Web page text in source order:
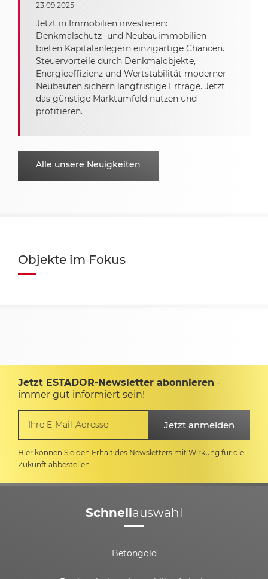
23.09.2025
Jetzt in Immobilien investieren:
Denkmalschutz- und Neubauimmobilien
bieten Kapitalanlegern einzigartige Chancen.
Steuervorteile durch Denkmalobjekte,
Energieeffizienz und Wertstabilität moderner
Neubauten sichern langfristige Erträge. Jetzt
das günstige Marktumfeld nutzen und
profitieren.
Alle unsere Neuigkeiten
Objekte im Fokus
Jetzt ESTADOR-Newsletter abonnieren -
immer gut informiert sein!
Hier können Sie den Erhalt des Newsletters mit Wirkung für die
Zukunft abbestellen
Schnellauswahl
Betongold